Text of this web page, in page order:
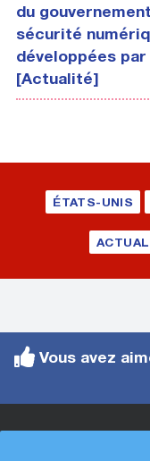
du
sécurité
développées
[Actualité]
ÉTATS-UNIS
Vous avez